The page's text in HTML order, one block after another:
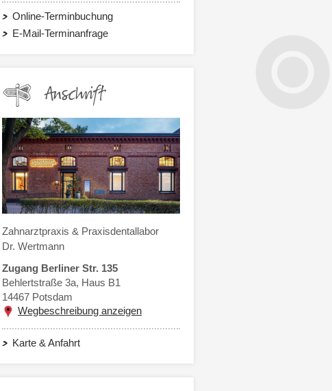
Online-Terminbuchung
E-Mail-Terminanfrage
Anschrift
Zahnarztpraxis & Praxisdentallabor
Dr. Wertmann
Zugang Berliner Str. 135
Behlertstraße 3a, Haus B1
14467 Potsdam
Wegbeschreibung anzeigen
Karte & Anfahrt